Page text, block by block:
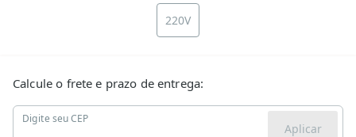
220V
Calcule o frete e prazo de entrega:
Digite seu CEP
Aplicar